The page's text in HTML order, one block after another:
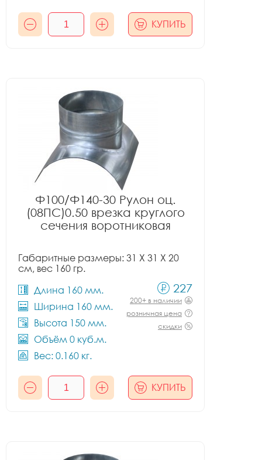
КУПИТЬ
Ф100/Ф140-30 Рулон оц.
(08ПС)0.50 врезка круглого
сечения воротниковая
Габаритные размеры: 31 X 31 X 20
см, вес 160 гр.
Длина 160 мм.
Ширина 160 мм.
Высота 150 мм.
Объём 0 куб.м.
Вес: 0.160 кг.
227
200+ в наличии
розничная цена
скидки
КУПИТЬ